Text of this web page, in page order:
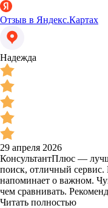
Отзыв в Яндекс.Картах
Надежда
29 апреля 2026
КонсультантПлюс —
поиск, отличный сервис.
напоминает о важном.
чем сравнивать.
Читать полностью